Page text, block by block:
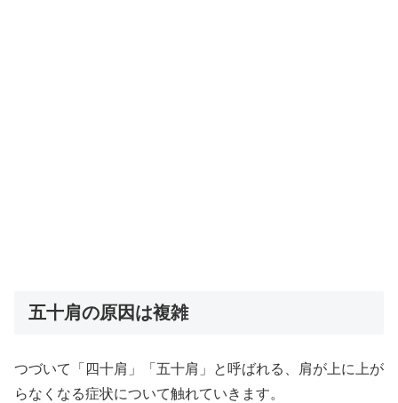
五十肩の原因は複雑
つづいて「四十肩」「五十肩」と呼ばれる、肩が上に上が
らなくなる症状について触れていきます。